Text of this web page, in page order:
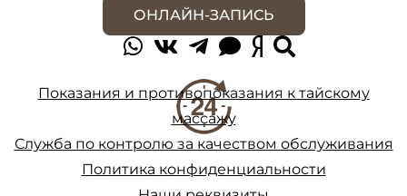
ОНЛАЙН-ЗАПИСЬ
Показания и противопоказания к тайскому
массажу
Служба по контролю за качеством обслуживания
Политика конфиденциальности